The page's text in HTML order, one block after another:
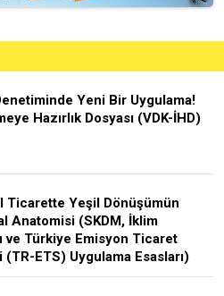
Yeni Bir Uygulama!
Hazırlık Dosyası (VDK-İHD)
Ticarette Yeşil Dönüşümün
Anatomisi (SKDM, İklim
ve Türkiye Emisyon Ticaret
(TR-ETS) Uygulama Esasları)